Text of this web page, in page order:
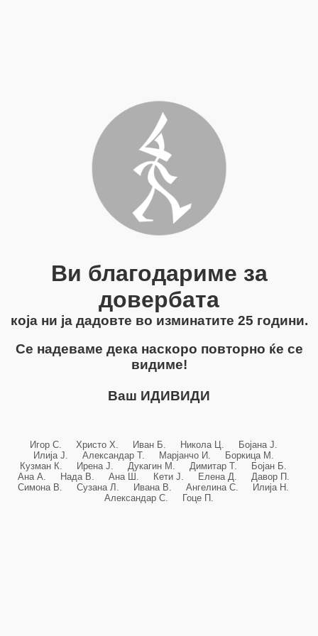
Ви благодариме за
довербата
која ни ја дадовте во изминатите 25 години.
Се надеваме дека наскоро повторно ќе се
видиме!
Ваш ИДИВИДИ
Игор С. Христо Х. Иван Б. Никола Ц. Бојана Ј.
Илија Ј. Александар Т. Марјанчо И. Боркица М.
Кузман К. Ирена Ј. Дукагин М. Димитар Т. Бојан Б.
Ана А. Нада В. Ана Ш. Кети Ј. Елена Д. Давор П.
Симона В. Сузана Л. Ивана В. Ангелина С. Илија Н.
Александар С. Гоце П.